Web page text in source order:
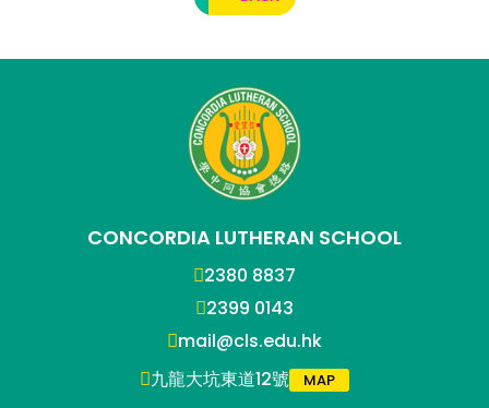
CONCORDIA LUTHERAN SCHOOL
2380 8837
2399 0143
mail@cls.edu.hk
九龍大坑東道12號
MAP